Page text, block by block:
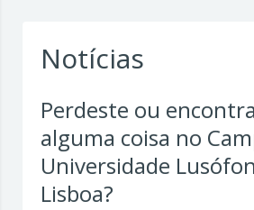
Notícias
Perdeste ou
alguma coisa no
Universidade
Lisboa?